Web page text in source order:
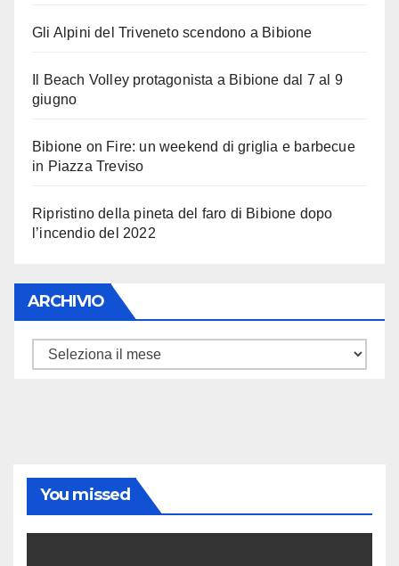
Gli Alpini del Triveneto scendono a Bibione
Il Beach Volley protagonista a Bibione dal 7 al 9
giugno
Bibione on Fire: un weekend di griglia e barbecue
in Piazza Treviso
Ripristino della pineta del faro di Bibione dopo
l’incendio del 2022
ARCHIVIO
ARCHIVIO
You missed